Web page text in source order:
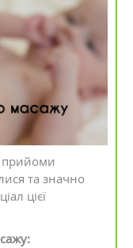
прийоми
та значно
цієї